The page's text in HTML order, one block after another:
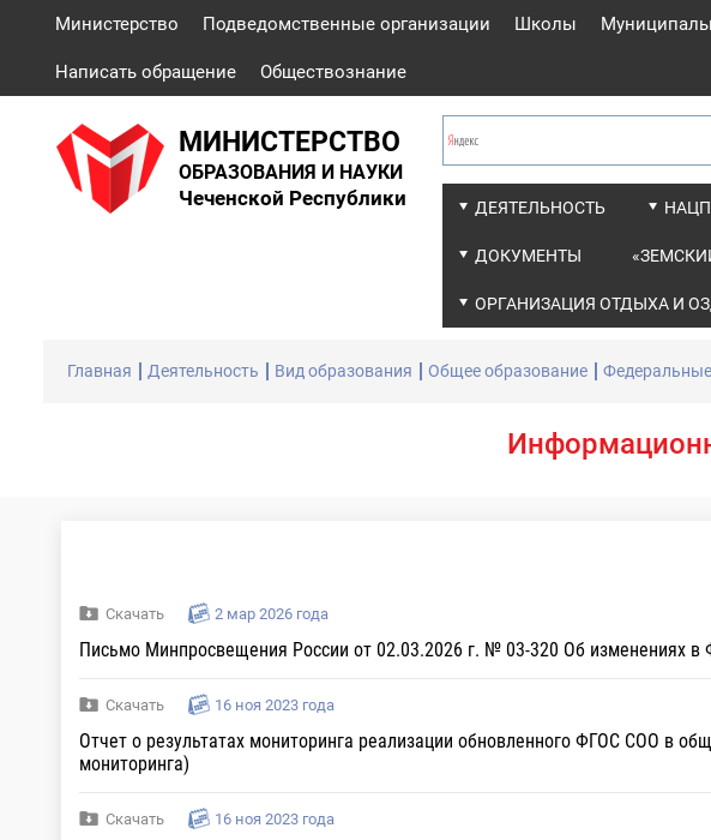
Министерство Подведомственные организации Школы
Написать обращение Обществознание
МИНИСТЕРСТВО
ОБРАЗОВАНИЯ И НАУКИ
Чеченской Республики ДЕЯТЕЛЬНОСТЬ
ДОКУМЕНТЫ
ОРГАНИЗАЦИЯ ОТДЫХА И
Главная Деятельность Вид образования Общее образование
Скачать 2 мар 2026 года
Письмо Минпросвещения России от 02.03.2026 г. № 03-320 Об изменениях
Скачать 16 ноя 2023 года
Отчет о результатах мониторинга реализации обновленного ФГОС СОО в
мониторинга)
Скачать 16 ноя 2023 года